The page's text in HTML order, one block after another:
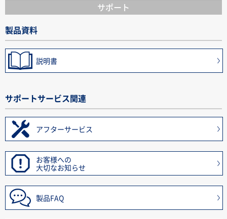
サポート
製品資料
説明書
サポートサービス関連
アフターサービス
お客様への
大切なお知らせ
製品FAQ